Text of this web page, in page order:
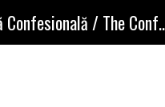
Biserica Lutherană